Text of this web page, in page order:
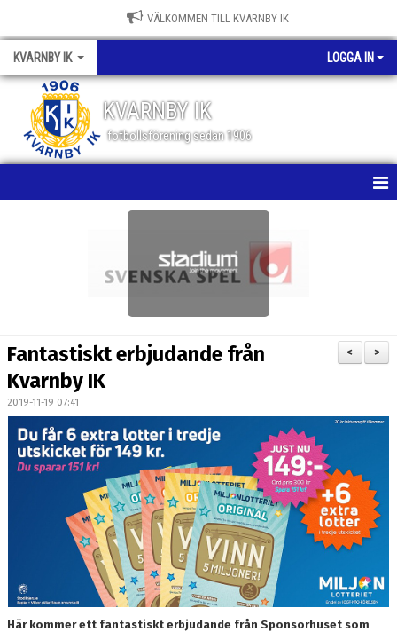
VÄLKOMMEN TILL KVARNBY IK
KVARNBY IK LOGGA IN
KVARNBY IK
fotbollsförening sedan 1906
BILDGALLERI
MEDLEMSKAP
>
<
Fantastiskt erbjudande från
Kvarnby IK
2019-11-19 07:41
Här kommer ett fantastiskt erbjudande från Sponsorhuset som